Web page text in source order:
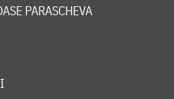
PARASCHEVA